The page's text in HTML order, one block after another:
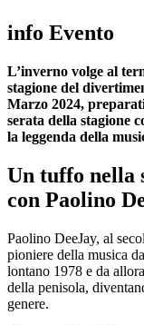
info Evento
L’inverno volge al
stagione del
Marzo 2024,
serata della stagione
la leggenda della
Un tuffo nella
con Paolino
Paolino DeeJay, al
pioniere della musica
lontano 1978 e da
della penisola,
genere.